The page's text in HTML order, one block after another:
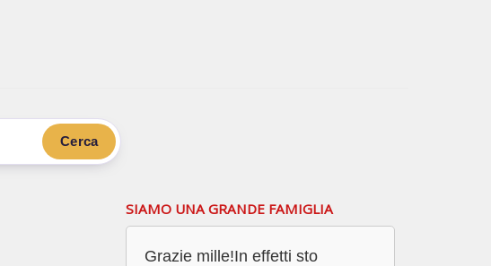
Cerca
SIAMO UNA GRANDE FAMIGLIA
Grazie mille!In effetti sto